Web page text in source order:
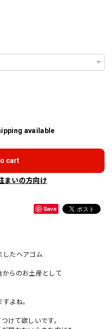
available
cart
まいの方向け
Save
したヘアゴム
からのお土産として
よね。
けて欲しいです。